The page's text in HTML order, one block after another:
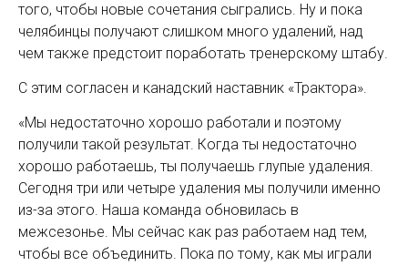
того, чтобы новые сочетания сыгрались. Ну и пока
челябинцы получают слишком много удалений, над
чем также предстоит поработать тренерскому штабу.
С этим согласен и канадский наставник «Трактора».
«Мы недостаточно хорошо работали и поэтому
получили такой результат. Когда ты недостаточно
хорошо работаешь, ты получаешь глупые удаления.
Сегодня три или четыре удаления мы получили именно
из-за этого. Наша команда обновилась в
межсезонье. Мы сейчас как раз работаем над тем,
чтобы все объединить. Пока по тому, как мы играли